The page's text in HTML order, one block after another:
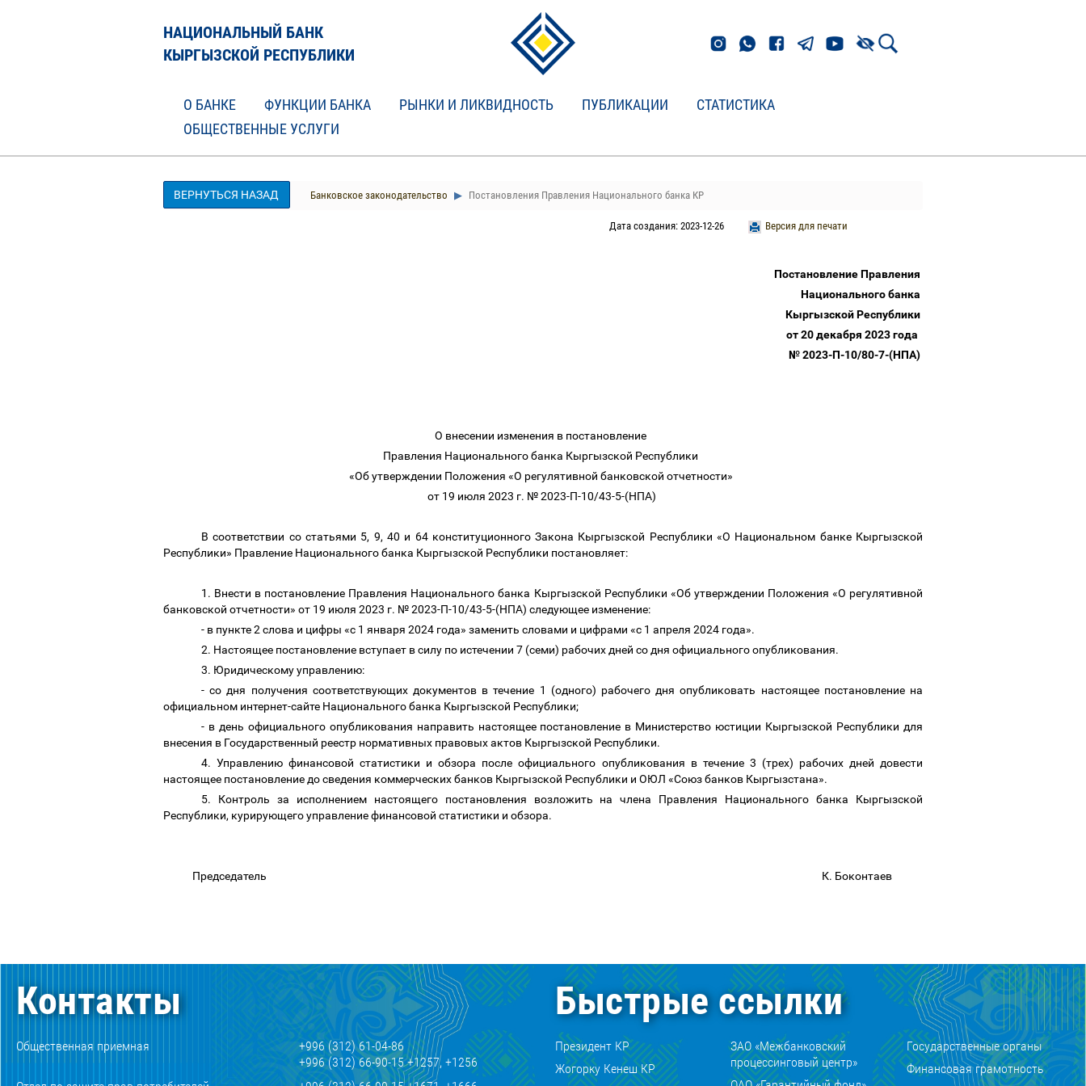
НАЦИОНАЛЬНЫЙ БАНК
КЫРГЫЗСКОЙ РЕСПУБЛИКИ
О БАНКЕ ФУНКЦИИ БАНКА РЫНКИ И ЛИКВИДНОСТЬ ПУБЛИКАЦИИ
СТАТИСТИКА
ОБЩЕСТВЕННЫЕ УСЛУГИ
ВЕРНУТЬСЯ НАЗАД Банковское законодательство Постановления Правления Национального банка КР
Версия для печати
Дата создания: 2023-12-26
Постановление Правления
Национального банка
Кыргызской Республики
от 20 декабря 2023 года
№ 2023-П-10/80-7-(НПА)
О внесении изменения в постановление
Правления Национального банка Кыргызской Республики
«Об утверждении Положения «О регулятивной банковской отчетности»
от 19 июля 2023 г. № 2023-П-10/43-5-(НПА)
В соответствии со статьями 5, 9, 40 и 64 конституционного Закона Кыргызской Республики «О Национальном банке Кыргызской
Республики» Правление Национального банка Кыргызской Республики постановляет:
1. Внести в постановление Правления Национального банка Кыргызской Республики «Об утверждении Положения «О регулятивной
банковской отчетности» от 19 июля 2023 г. № 2023-П-10/43-5-(НПА) следующее изменение:
- в пункте 2 слова и цифры «с 1 января 2024 года» заменить словами и цифрами «с 1 апреля 2024 года».
2. Настоящее постановление вступает в силу по истечении 7 (семи) рабочих дней со дня официального опубликования.
3. Юридическому управлению:
- со дня получения соответствующих документов в течение 1 (одного) рабочего дня опубликовать настоящее постановление на
официальном интернет-сайте Национального банка Кыргызской Республики;
- в день официального опубликования направить настоящее постановление в Министерство юстиции Кыргызской Республики для
внесения в Государственный реестр нормативных правовых актов Кыргызской Республики.
4. Управлению финансовой статистики и обзора после официального опубликования в течение 3 (трех) рабочих дней довести
настоящее постановление до сведения коммерческих банков Кыргызской Республики и ОЮЛ «Союз банков Кыргызстана».
5. Контроль за исполнением настоящего постановления возложить на члена Правления Национального банка Кыргызской
Республики, курирующего управление финансовой статистики и обзора.
Председатель К. Боконтаев
Контакты
Общественная приемная
+996 (312) 61-04-86
+996 (312) 66-90-15 +1257, +1256
Быстрые ссылки
Президент КР
Жогорку Кенеш КР
ЗАО «Межбанковский
процессинговый центр»
Государственные органы
Финансовая грамотность